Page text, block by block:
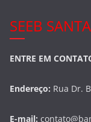
SEEB
ENTRE EM
Endereço: Rua Dr.
E-mail: